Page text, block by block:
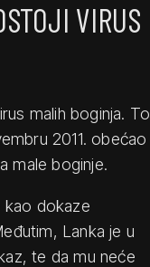
VIRUS
malih boginja. To
2011. obećao
male boginje.
kao dokaze
Lanka je u
te da mu neće